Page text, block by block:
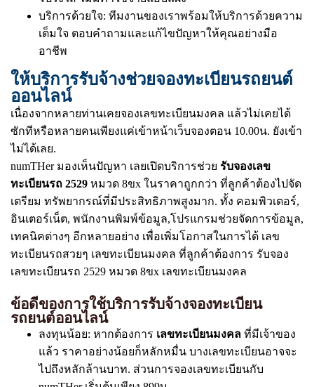
บริการด้วยใจ: ทีมงานของเราพร้อมให้บริการด้วยความ
เต็มใจ ตอบคำถามและแก้ไขปัญหาให้คุณอย่างมือ
อาชีพ
ให้บริการรับจ้างช่วยจองทะเบียนรถยนต์
ออนไลน์
เนื่องจากหลายท่านเคยจองเลขทะเบียนมงคล แล้วไม่เคยได้
ซักทีหรือหลายคนเพียงแค่เข้าหน้าเว็บจองตอน 10.00น. ยังเข้า
ไม่ได้เลย.
numTHer มองเห็นปัญหา เลยเปิดบริการช่วย รับจองเลข
ทะเบียนรถ 2529 หมวด 8ขx ในราคาถูกกว่า ที่ลูกค้าต้องไปจัด
เตรียม ทรัพยากรณ์ที่มีประสิทธิภาพสูงมาก. ทั้ง คอมพิวเตอร์,
อินเตอร์เน็ต, พนักงานพิมพ์ข้อมูล,โปรแกรมช่วยจัดการข้อมูล,
เทคนิคต่างๆ อีกหลายอย่าง เพื่อเพิ่มโอกาสในการได้ เลข
ทะเบียนรถสวยๆ เลขทะเบียนมงคล ที่ลูกค้าต้องการ รับจอง
เลขทะเบียนรถ 2529 หมวด 8ขx เลขทะเบียนมงคล
ข้อดีของการใช้บริการรับจ้างจองทะเบียน
รถยนต์ออนไลน์
ลงทุนน้อย: หากต้องการ เลขทะเบียนมงคล ที่มีเจ้าของ
แล้ว ราคาอย่างน้อยก็หลักหมื่น บางเลขทะเบียนอาจจะ
ไปถึงหลักล้านบาท. ส่วนการจองเลขทะเบียนกับ